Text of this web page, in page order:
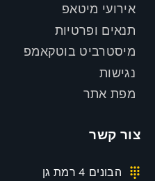
אירועי מיטאפ
תנאים ופרטיות
מיסטרביט בוטקאמפ
נגישות
מפת אתר
צור קשר
הבונים 4 רמת גן